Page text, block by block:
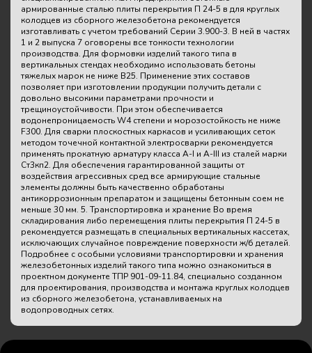
армированные сталью плиты перекрытия П 24-5 в для круглых
колодцев из сборного железобетона рекомендуется
изготавливать с учетом требований Серии 3.900-3. В ней в частях
1 и 2 выпуска 7 оговорены все тонкости технологии
производства. Для формовки изделий такого типа в
вертикальных стендах необходимо использовать бетоны
тяжелых марок не ниже В25. Применение этих составов
позволяет при изготовлении продукции получить детали с
довольно высокими параметрами прочности и
трещиноустойчивости. При этом обеспечивается
водонепроницаемость W4 степени и морозостойкость не ниже
F300. Для сварки плоскостных каркасов и усиливающих сеток
методом точечной контактной электросварки рекомендуется
применять прокатную арматуру класса А-I и А-III из сталей марки
Ст3кп2. Для обеспечения гарантированной защиты от
воздействия агрессивных сред все армирующие стальные
элементы должны быть качественно обработаны
антикоррозионным препаратом и защищены бетонным соем не
меньше 30 мм. 5. Транспортировка и хранение Во время
складирования либо перемещения плиты перекрытия П 24-5 в
рекомендуется размещать в специальных вертикальных кассетах,
исключающих случайное повреждение поверхности ж/б деталей.
Подробнее с особыми условиями транспортировки и хранения
железобетонных изделий такого типа можно ознакомиться в
проектном документе ТПР 901-09-11.84, специально созданном
для проектирования, производства и монтажа круглых колодцев
из сборного железобетона, устанавливаемых на
водопроводных сетях.